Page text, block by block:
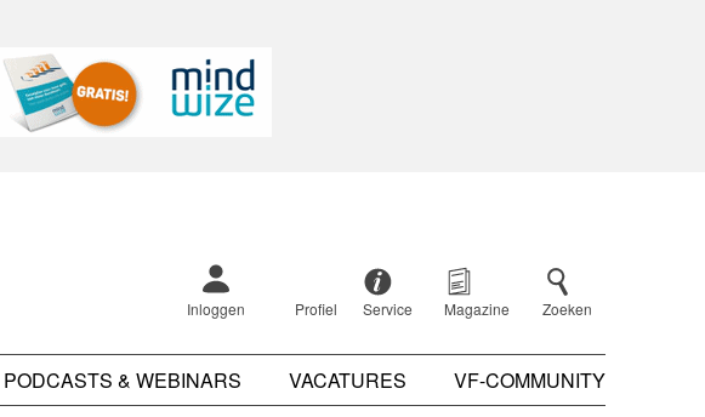
Inloggen Profiel Service Magazine Zoeken
PODCASTS & WEBINARS VACATURES VF-COMMUNITY